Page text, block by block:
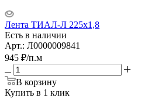
Лента ТИАЛ-Л 225х1,8
Есть в наличии
Арт.: Л0000009841
945 ₽/п.м
В корзину
Купить в 1 клик